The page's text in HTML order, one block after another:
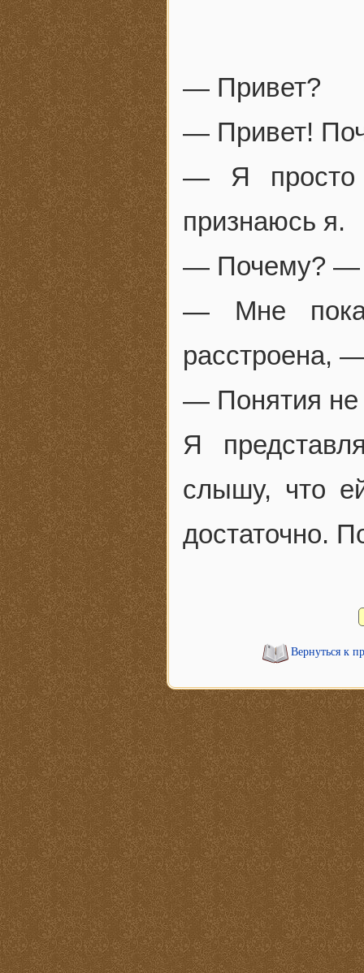
— Привет?
— Привет!
— Я просто
признаюсь я.
— Почему? —
— Мне
расстроена,
— Понятия не
Я
слышу, что
достаточно.
Вернуться к